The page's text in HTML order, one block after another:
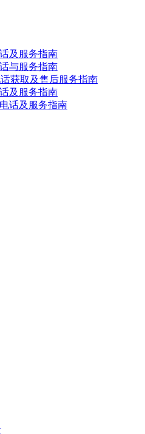
及服务指南
与服务指南
获取及售后服务指南
及服务指南
话及服务指南